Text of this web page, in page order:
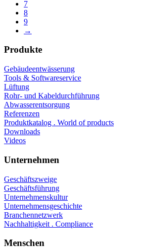
7
8
9
→
Produkte
Gebäudeentwässerung
Tools & Softwareservice
Lüftung
Rohr- und Kabeldurchführung
Abwasserentsorgung
Referenzen
Produktkatalog . World of products
Downloads
Videos
Unternehmen
Geschäftszweige
Geschäftsführung
Unternehmenskultur
Unternehmensgeschichte
Branchennetzwerk
Nachhaltigkeit . Compliance
Menschen